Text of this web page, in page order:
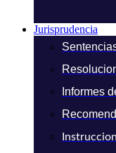
Jurisprudencia
Informes